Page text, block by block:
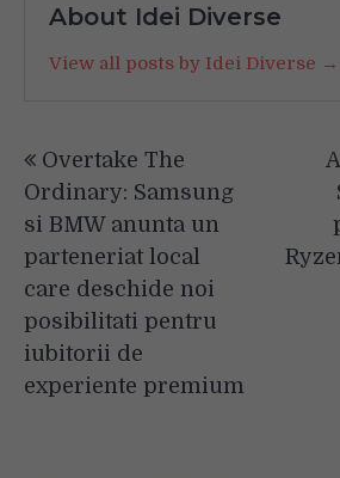
About Idei Diverse
View all posts by Idei Diverse →
în
articole
Overtake The
Ordinary: Samsung
si BMW anunta un
parteneriat local
care deschide noi
posibilitati pentru
iubitorii de
experiente premium